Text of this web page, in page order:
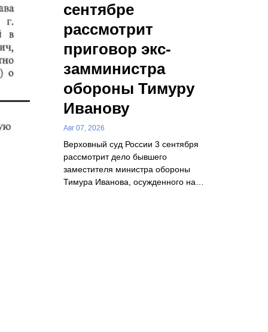
сентябре
рассмотрит
приговор экс-
замминистра
обороны Тимуру
Иванову
Авг 07, 2026
Верховный суд России 3 сентября
рассмотрит дело бывшего
заместителя министра обороны
Тимура Иванова, осужденного на…